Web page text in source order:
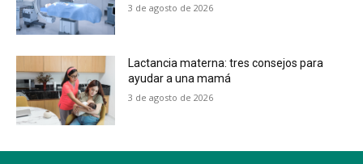
3 de agosto de 2026
Lactancia materna: tres consejos para
ayudar a una mamá
3 de agosto de 2026